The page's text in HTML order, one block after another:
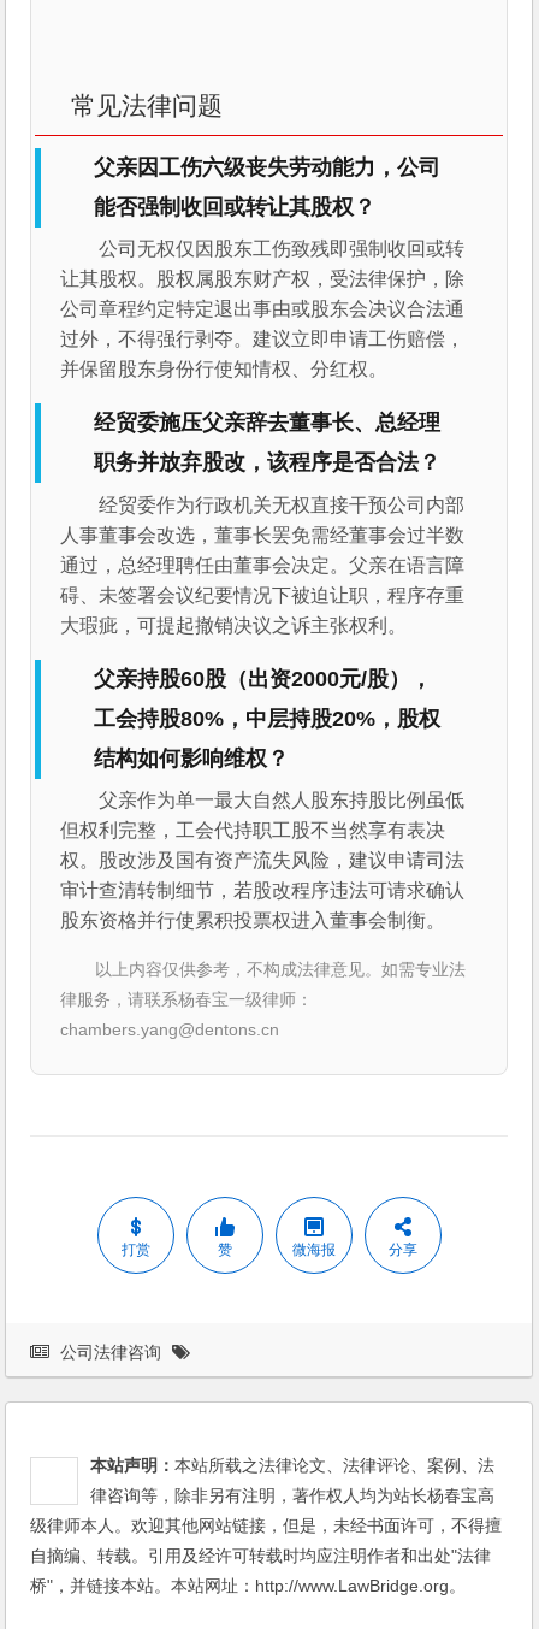
常见法律问题
父亲因工伤六级丧失劳动能力，公司
能否强制收回或转让其股权？
公司无权仅因股东工伤致残即强制收回或转
让其股权。股权属股东财产权，受法律保护，除
公司章程约定特定退出事由或股东会决议合法通
过外，不得强行剥夺。建议立即申请工伤赔偿，
并保留股东身份行使知情权、分红权。
经贸委施压父亲辞去董事长、总经理
职务并放弃股改，该程序是否合法？
经贸委作为行政机关无权直接干预公司内部
人事董事会改选，董事长罢免需经董事会过半数
通过，总经理聘任由董事会决定。父亲在语言障
碍、未签署会议纪要情况下被迫让职，程序存重
大瑕疵，可提起撤销决议之诉主张权利。
父亲持股60股（出资2000元/股），
工会持股80%，中层持股20%，股权
结构如何影响维权？
父亲作为单一最大自然人股东持股比例虽低
但权利完整，工会代持职工股不当然享有表决
权。股改涉及国有资产流失风险，建议申请司法
审计查清转制细节，若股改程序违法可请求确认
股东资格并行使累积投票权进入董事会制衡。
以上内容仅供参考，不构成法律意见。如需专业法
律服务，请联系杨春宝一级律师：
chambers.yang@dentons.cn
打赏 赞 微海报 分享
公司法律咨询
本站声明：本站所载之法律论文、法律评论、案例、法
律咨询等，除非另有注明，著作权人均为站长杨春宝高
级律师本人。欢迎其他网站链接，但是，未经书面许可，不得擅
自摘编、转载。引用及经许可转载时均应注明作者和出处"法律
桥"，并链接本站。本站网址：http://www.LawBridge.org。